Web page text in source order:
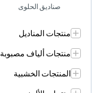
صناديق الحلوى
منتجات المناديل
منتجات ألياف مصبوبة
المنتجات الخشبية